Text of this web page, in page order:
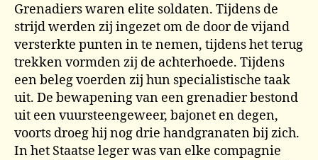
Grenadiers waren elite soldaten. Tijdens de
strijd werden zij ingezet om de door de vijand
versterkte punten in te nemen, tijdens het terug
trekken vormden zij de achterhoede. Tijdens
een beleg voerden zij hun specialistische taak
uit. De bewapening van een grenadier bestond
uit een vuursteengeweer, bajonet en degen,
voorts droeg hij nog drie handgranaten bij zich.
In het Staatse leger was van elke compagnie